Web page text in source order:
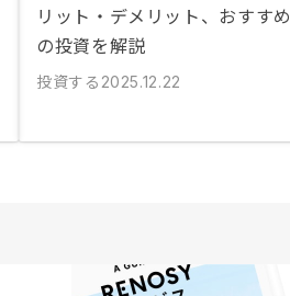
リット・デメリット、おすすめ
の投資を解説
投資する 2025.12.22